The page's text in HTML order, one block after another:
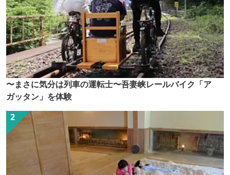
〜まさに気分は列車の運転士〜吾妻峡レールバイク「ア
ガッタン」を体験